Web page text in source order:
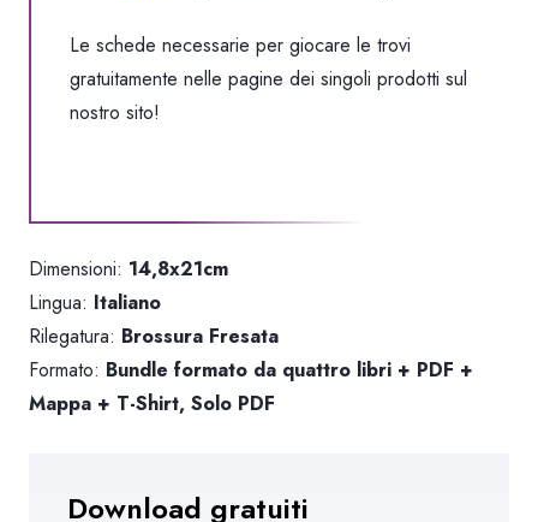
Le schede necessarie per giocare le trovi
gratuitamente nelle pagine dei singoli prodotti sul
nostro sito!
Dimensioni: 14,8x21cm
Lingua: Italiano
Rilegatura: Brossura Fresata
Formato: Bundle formato da quattro libri + PDF +
Mappa + T-Shirt, Solo PDF
Download gratuiti